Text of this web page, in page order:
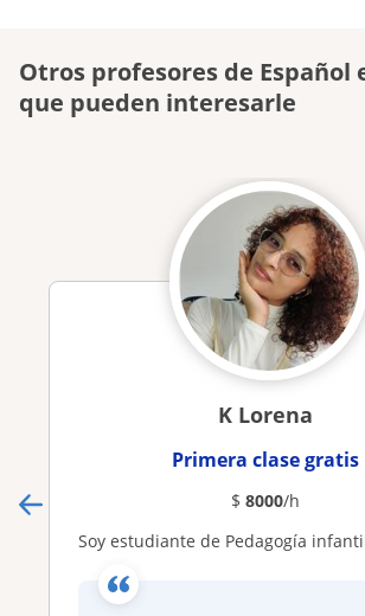
Otros profesores de Español
que pueden interesarle
K Lorena
Primera clase gratis
$ 8000/h
Soy estudiante de Pedagogía infantil y en las tardes doy clases de refuerzo a